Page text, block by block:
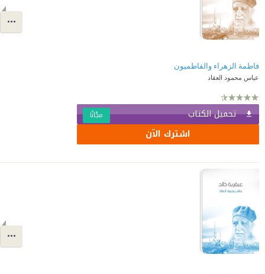
فاطمة الزهراء والفاطميون
عباس محمود العقاد
تحميل الكتاب مجّانًا
اشترك الآن